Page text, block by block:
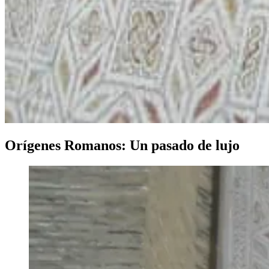
Orígenes Romanos: Un pasado de lujo